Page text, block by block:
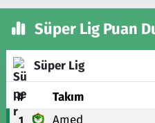
Süper Lig Puan
Süper Lig
# Takım
1